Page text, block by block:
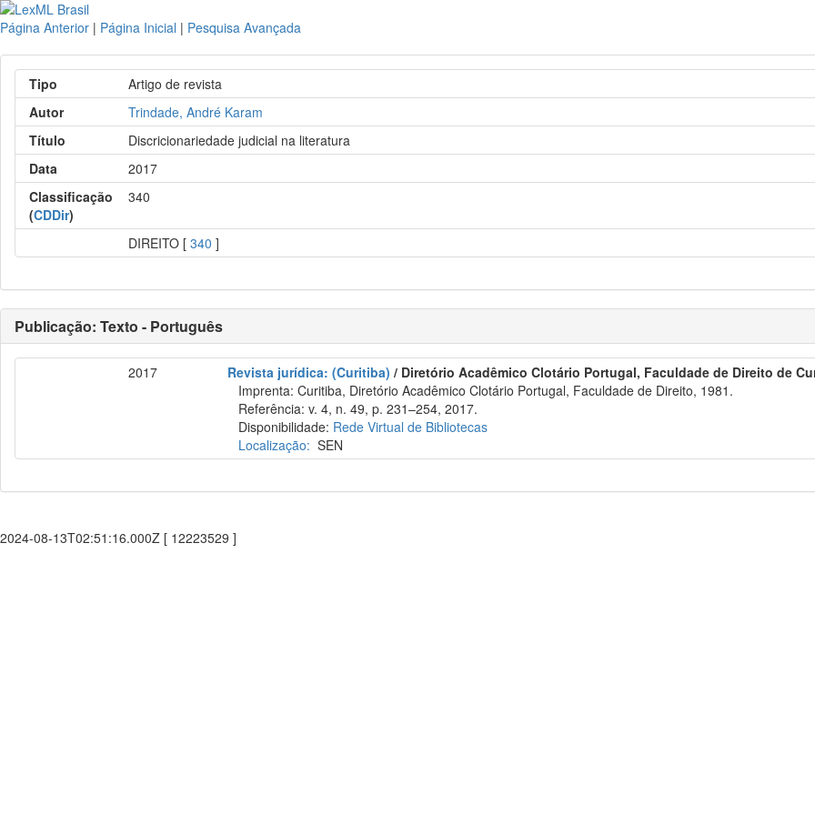
Página Anterior | Página Inicial | Pesquisa Avançada
Tipo
Artigo de revista
Autor
Trindade, André Karam
Título
Discricionariedade judicial na literatura
Data
2017
Classificação
(CDDir)
340
DIREITO [340 ]
Publicação: Texto - Português
2017 Revista jurídica: (Curitiba) / Diretório Acadêmico Clotário Portugal, Faculdade de Direito de
Imprenta: Curitiba, Diretório Acadêmico Clotário Portugal, Faculdade de Direito, 1981.
Referência: v. 4, n. 49, p. 231–254, 2017.
Disponibilidade: Rede Virtual de Bibliotecas
Localização: SEN
2024-08-13T02:51:16.000Z [ 12223529 ]